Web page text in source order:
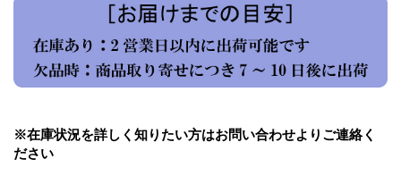
※在庫状況を詳しく知りたい方はお問い合わせよりご連絡く
ださい